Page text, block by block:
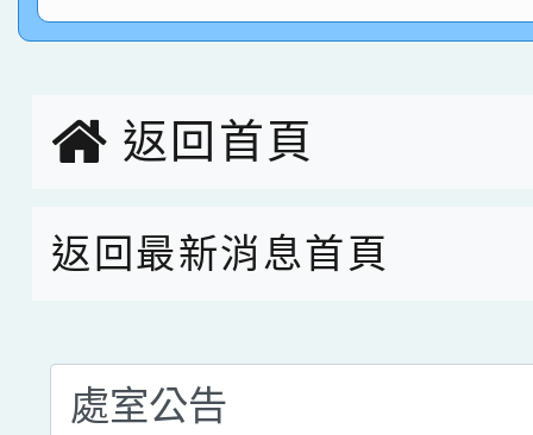
臺灣台語-第二名
市賽榮獲科學小創客佳
返回首頁
返回最新消息首頁